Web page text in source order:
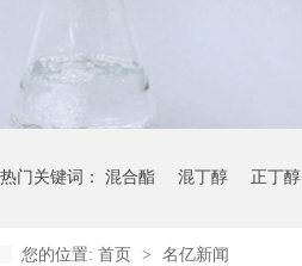
热门关键词： 混合酯 混丁醇 正丁醇
您的位置: 首页 > 名亿新闻